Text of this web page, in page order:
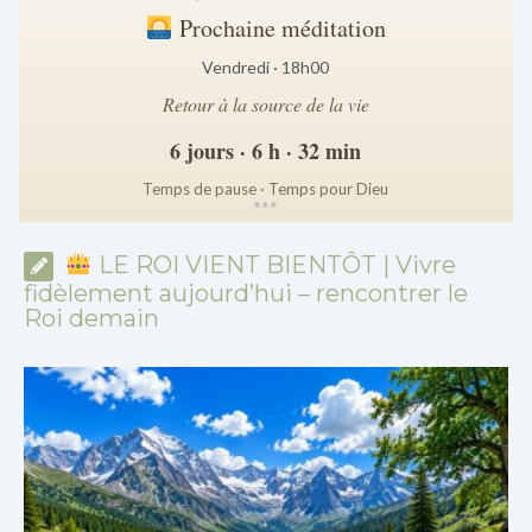
Prochaine méditation
Vendredi · 18h00
Retour à la source de la vie
6 jours · 6 h · 32 min
Temps de pause · Temps pour Dieu
***
LE ROI VIENT BIENTÔT | Vivre
fidèlement aujourd’hui – rencontrer le
Roi demain